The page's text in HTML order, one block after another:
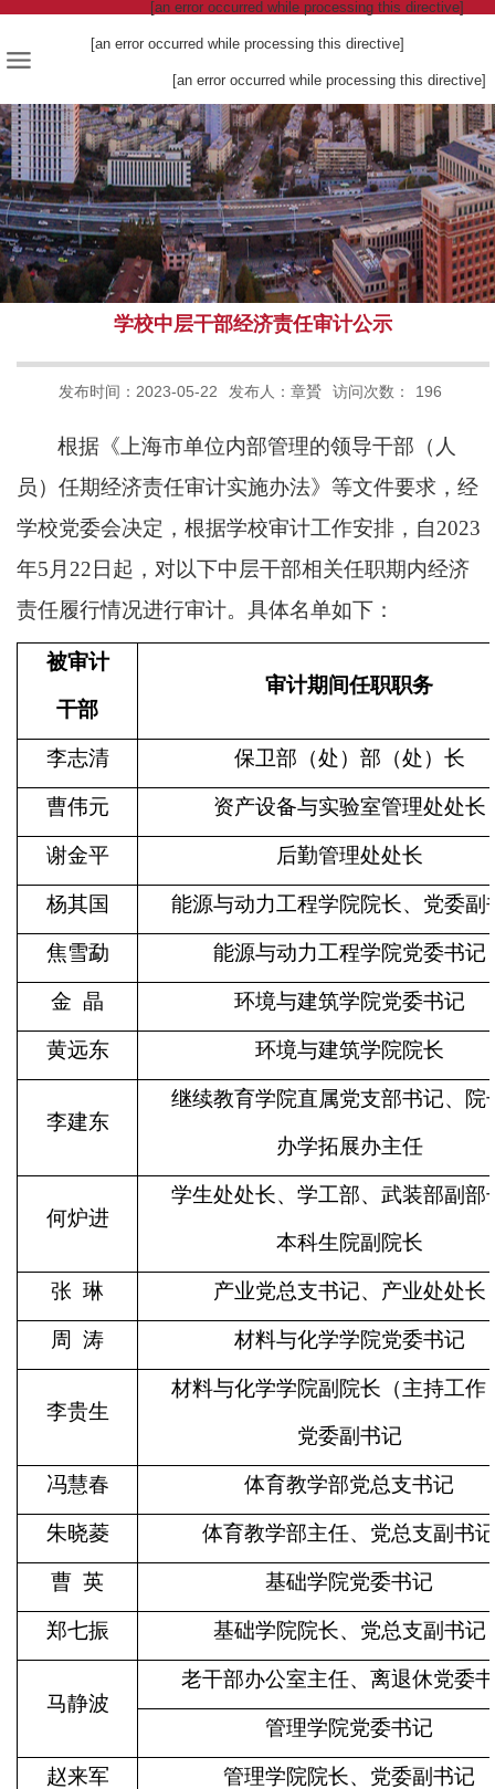
[an error occurred while processing this directive]
[an error occurred while processing this directive]
[an error occurred while processing this directive]
学校中层干部经济责任审计公示
发布时间：2023-05-22 发布人：章贇 访问次数： 196
根据《上海市单位内部管理的领导干部（人
员）任期经济责任审计实施办法》等文件要求，经
学校党委会决定，根据学校审计工作安排，自2023
年5 月 22 日起，对以下中层干部相关任职期内经济
责任履行情况进行审计。具体名单如下：
被审计
干部
审计期间任职职务
李志清 保卫部（处）部（处）长
曹伟元 资产设备与实验室管理处处长
谢金平 后勤管理处处长
杨其国 能源与动力工程学院院长、党委副
焦雪勐 能源与动力工程学院党委书记
金 晶 环境与建筑学院党委书记
黄远东 环境与建筑学院院长
李建东
继续教育学院直属党支部书记、院
办学拓展办主任
何炉进
学生处处长、学工部、武装部副部
本科生院副院长
张 琳 产业党总支书记、产业处处长
周 涛 材料与化学学院党委书记
李贵生
材料与化学学院副院长（主持工作
党委副书记
冯慧春 体育教学部党总支书记
朱晓菱 体育教学部主任、党总支副书记
曹 英 基础学院党委书记
郑七振 基础学院院长、党总支副书记
马静波
老干部办公室主任、离退休党委
管理学院党委书记
赵来军 管理学院院长、党委副书记